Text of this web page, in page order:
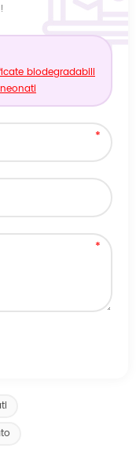
biodegradabili